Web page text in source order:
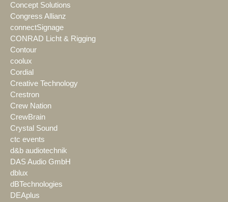
Concept Solutions
Congress Allianz
connectSignage
CONRAD Licht & Rigging
Contour
coolux
Cordial
Creative Technology
Crestron
Crew Nation
CrewBrain
Crystal Sound
ctc events
d&b audiotechnik
DAS Audio GmbH
dblux
dBTechnologies
DEAplus